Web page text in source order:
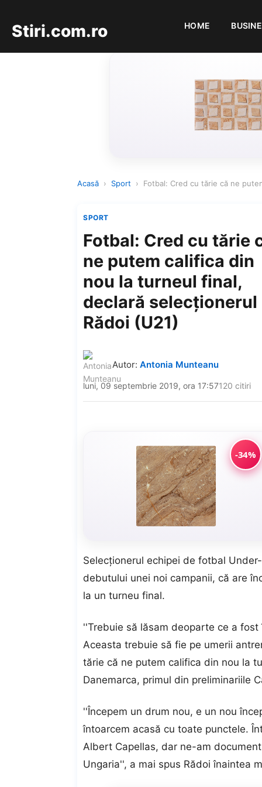
Stiri.com.ro HOME
Acasă › Sport › Fotbal: Cred cu tărie că ne
SPORT
Fotbal: Cred cu tărie
ne putem califica din
nou la turneul final,
declară selecţionerul
Rădoi (U21)
Autor: Antonia Munteanu
luni, 09 septembrie 2019, ora 17:57120 citiri
-34%
Selecţionerul echipei de fotbal
debutului unei noi campanii, că are
la un turneu final.
''Trebuie să lăsam deoparte ce a
Aceasta trebuie să fie pe umerii
tărie că ne putem califica din nou la
Danemarca, primul din preliminariile
''Începem un drum nou, e un nou
întoarcem acasă cu toate punctele.
Albert Capellas, dar ne-am
Ungaria'', a mai spus Rădoi înaintea